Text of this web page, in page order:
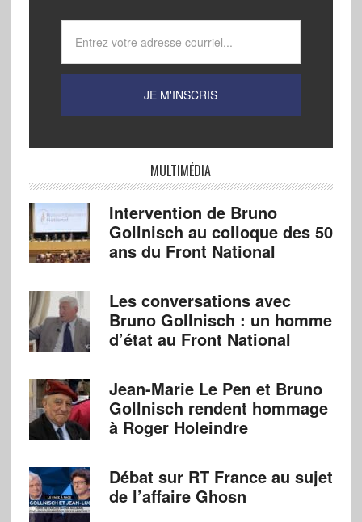
MULTIMÉDIA
Intervention de Bruno
Gollnisch au colloque des 50
ans du Front National
Les conversations avec
Bruno Gollnisch : un homme
d’état au Front National
Jean-Marie Le Pen et Bruno
Gollnisch rendent hommage
à Roger Holeindre
Débat sur RT France au sujet
de l’affaire Ghosn